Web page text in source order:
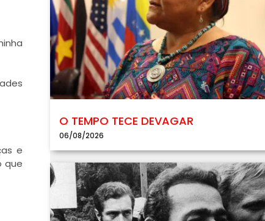
e
que
O TEMPO TECE DEVAGAR
06/08/2026